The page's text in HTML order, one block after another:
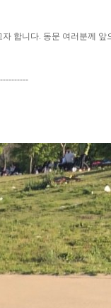
합니다. 동문 여러분께